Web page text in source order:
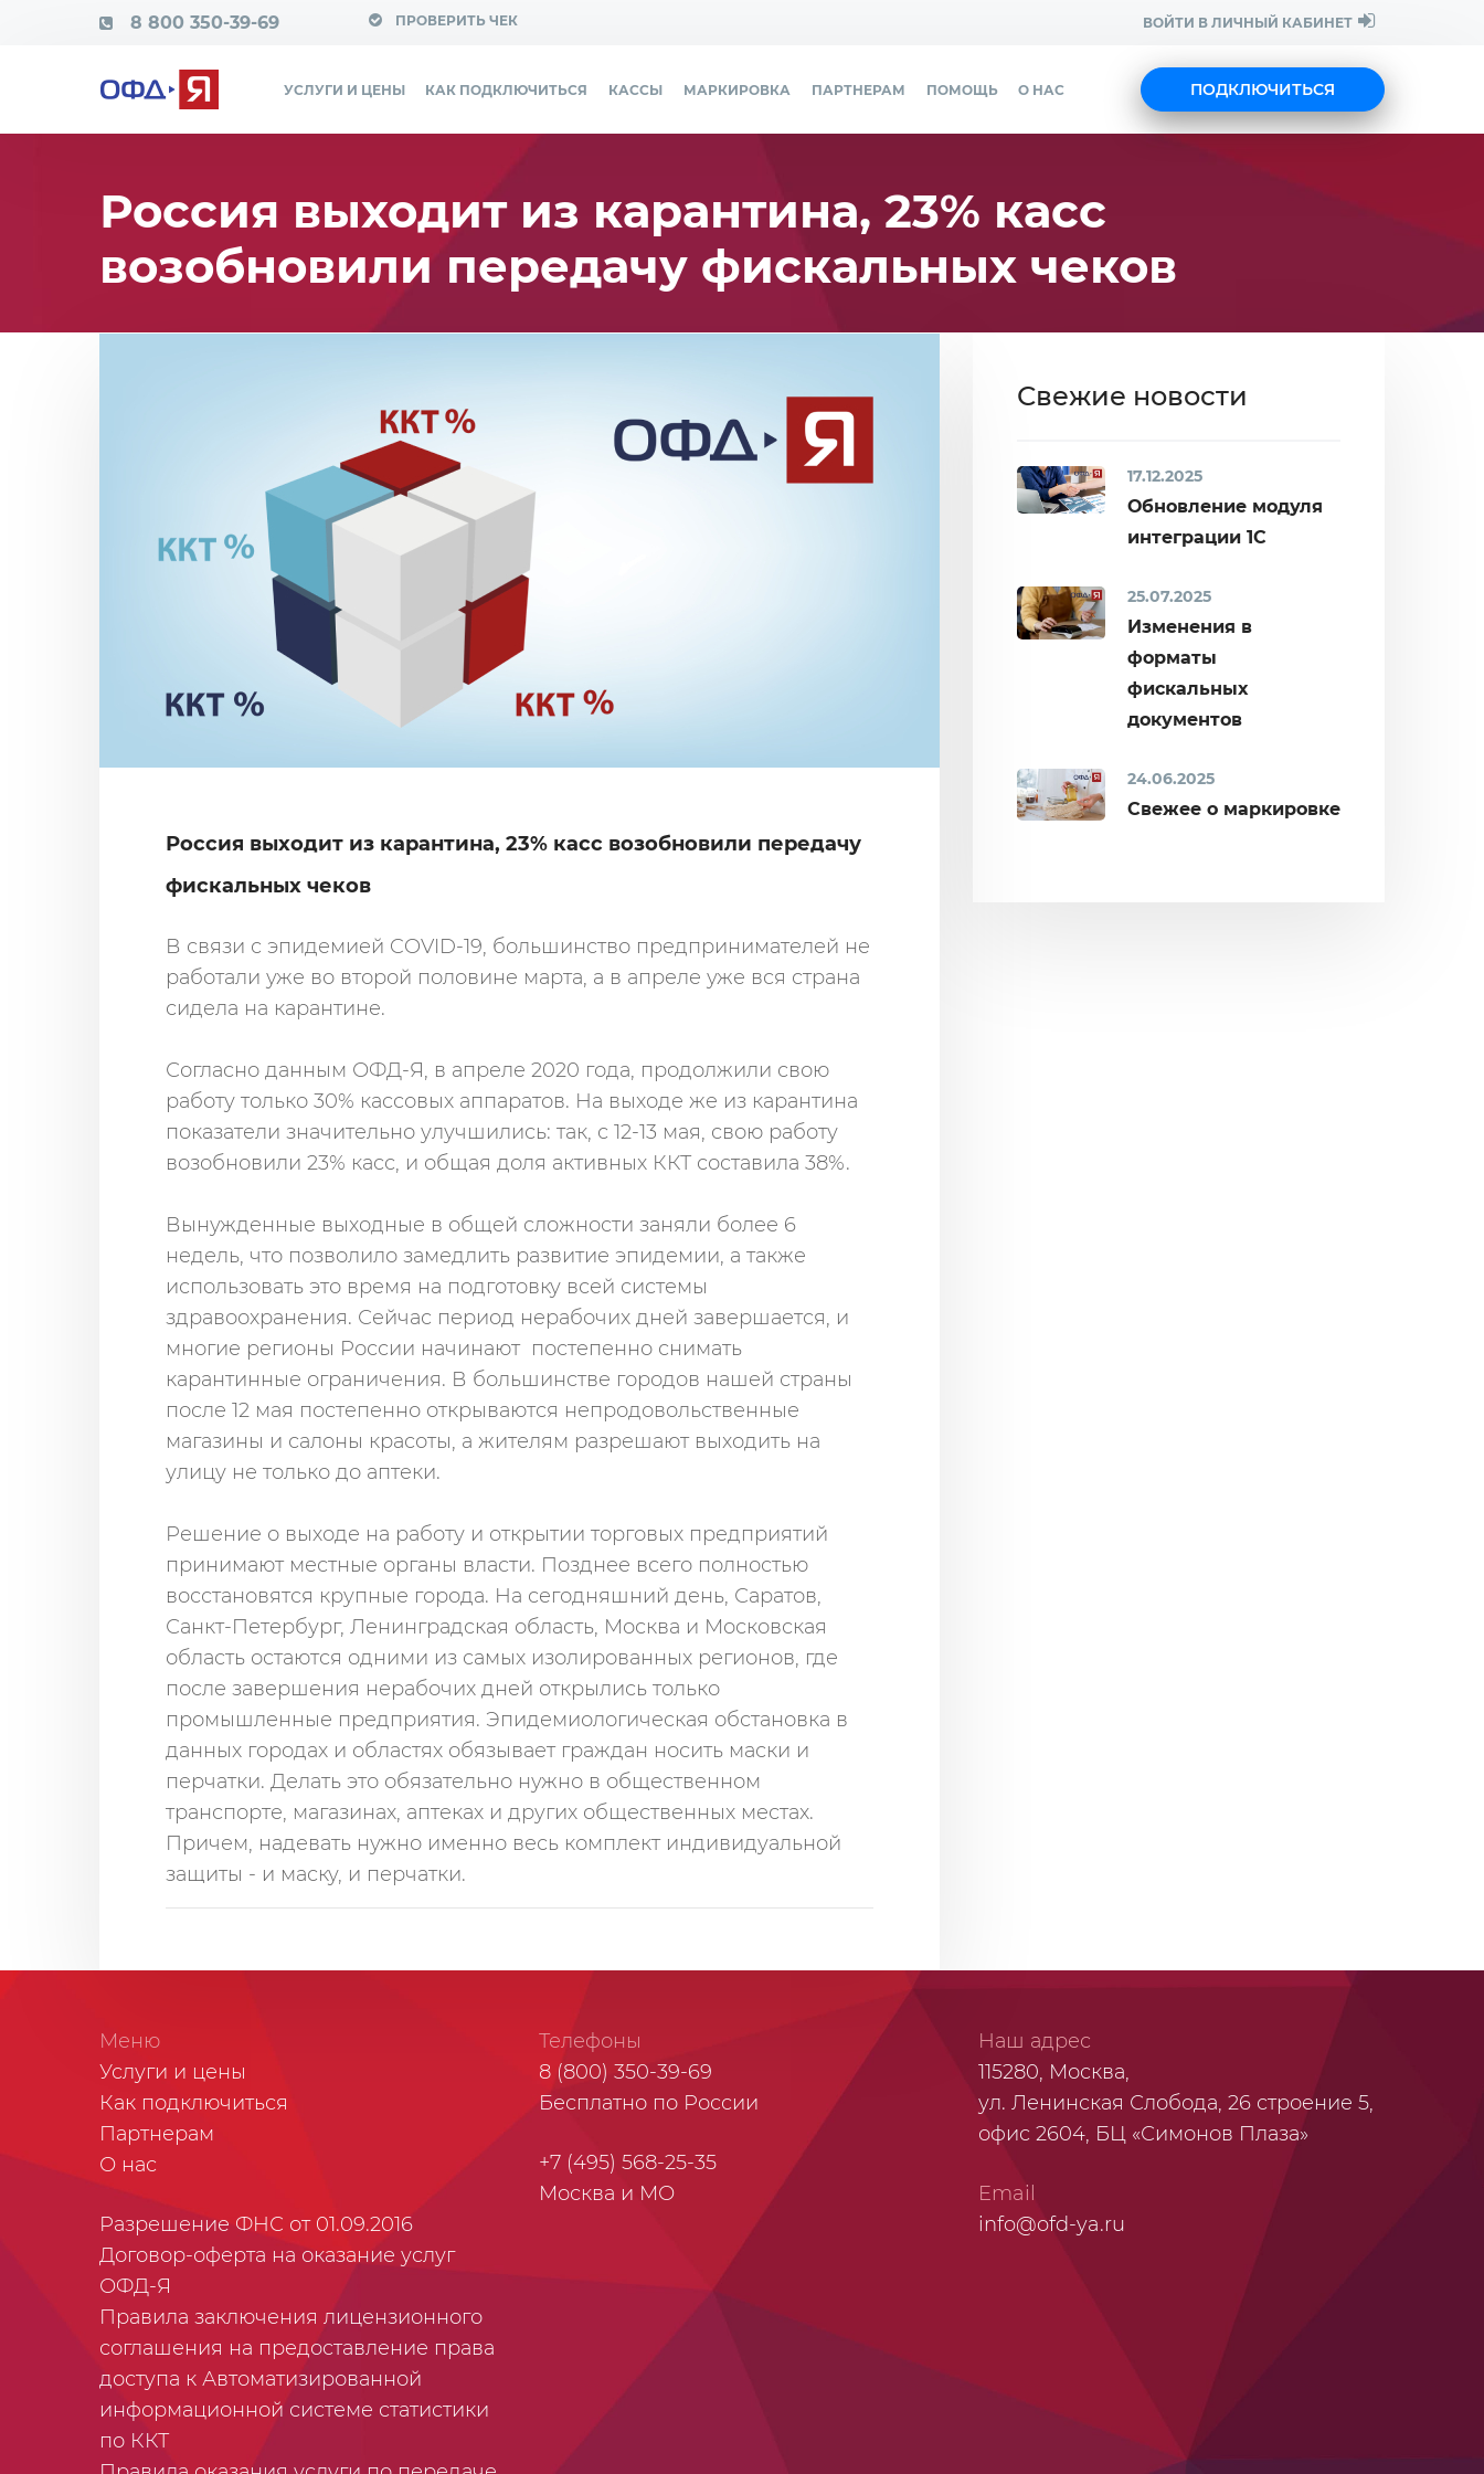
8 800 350-39-69 ПРОВЕРИТЬ ЧЕК ВОЙТИ В ЛИЧНЫЙ КАБИНЕТ
УСЛУГИ И ЦЕНЫ КАК ПОДКЛЮЧИТЬСЯ КАССЫ МАРКИРОВКА ПАРТНЕРАМ ПОМОЩЬ О НАС ПОДКЛЮЧИТЬСЯ
Россия выходит из карантина, 23% касс
возобновили передачу фискальных чеков
Россия выходит из карантина, 23% касс возобновили передачу
фискальных чеков
В связи с эпидемией COVID-19, большинство предпринимателей не
работали уже во второй половине марта, а в апреле уже вся страна
сидела на карантине.
Согласно данным ОФД-Я, в апреле 2020 года, продолжили свою
работу только 30% кассовых аппаратов. На выходе же из карантина
показатели значительно улучшились: так, с 12-13 мая, свою работу
возобновили 23% касс, и общая доля активных ККТ составила 38%.
Вынужденные выходные в общей сложности заняли более 6
недель, что позволило замедлить развитие эпидемии, а также
использовать это время на подготовку всей системы
здравоохранения. Сейчас период нерабочих дней завершается, и
многие регионы России начинают постепенно снимать
карантинные ограничения. В большинстве городов нашей страны
после 12 мая постепенно открываются непродовольственные
магазины и салоны красоты, а жителям разрешают выходить на
улицу не только до аптеки.
Решение о выходе на работу и открытии торговых предприятий
принимают местные органы власти. Позднее всего полностью
восстановятся крупные города. На сегодняшний день, Саратов,
Санкт-Петербург, Ленинградская область, Москва и Московская
область остаются одними из самых изолированных регионов, где
после завершения нерабочих дней открылись только
промышленные предприятия. Эпидемиологическая обстановка в
данных городах и областях обязывает граждан носить маски и
перчатки. Делать это обязательно нужно в общественном
транспорте, магазинах, аптеках и других общественных местах.
Причем, надевать нужно именно весь комплект индивидуальной
защиты - и маску, и перчатки.
Свежие новости
17.12.2025
Обновление модуля
интеграции 1С
25.07.2025
Изменения в
форматы
фискальных
документов
24.06.2025
Свежее о маркировке
Меню
Услуги и цены
Как подключиться
Партнерам
О нас
Разрешение ФНС от 01.09.2016
Договор-оферта на оказание услуг
ОФД-Я
Правила заключения лицензионного
соглашения на предоставление права
доступа к Автоматизированной
информационной системе статистики
по ККТ
Телефоны
8 (800) 350-39-69
Бесплатно по России
+7 (495) 568-25-35
Москва и МО
Наш адрес
115280, Москва,
ул. Ленинская Слобода, 26 строение 5,
офис 2604, БЦ «Симонов Плаза»
Email
info@ofd-ya.ru